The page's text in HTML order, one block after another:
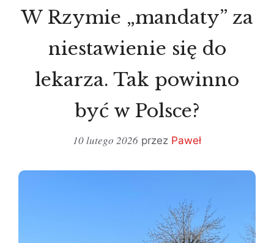
W Rzymie „mandaty” za
niestawienie się do
lekarza. Tak powinno
być w Polsce?
10 lutego 2026 przez Paweł